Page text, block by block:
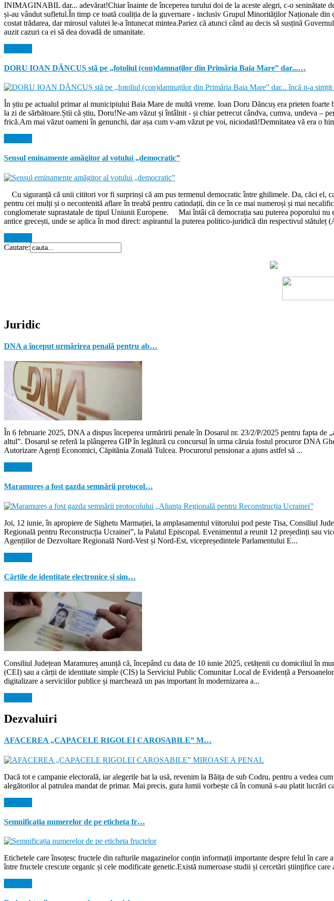
INIMAGINABIL dar... adevărat!Chiar înainte de începerea turului doi de la aceste alegri, c-o seninătate
și-au vândut sufletul.În timp ce toată coaliția de la guvernare - inclusiv Grupul Minorităților Naționale
costat trădarea, dar mirosul valutei le-a întunecat mintea.Pariez că atunci când au decis să susțină
auzit cazuri ca ei să dea dovadă de umanitate.
DORU IOAN DĂNCUȘ stă pe „fotoliul (con)damnaților din Primăria Baia Mare” dar...…
În știu pe actualul primar al municipiului Baia Mare de multă vreme. Ioan Doru Dăncuș era prieten
la zi de sărbătoare.Știi că știu, Doru!Ne-am văzut și întâlnit - și chiar petrecut cândva, cumva, undeva –
frică.Am mai văzut oameni în genunchi, dar așa cum v-am văzut pe voi, niciodată!Demnitatea vă era o
Sensul eminamente amăgitor al votului „democratic”
Cu siguranță că unii cititori vor fi surprinși că am pus termenul democratic între ghilimele. Da, căci el,
pentru cei mulți și o necontenită aflare în treabă pentru catindații, din ce în ce mai numeroși și mai
conglomerate suprastatale de tipul Uniunii Europene. Mai întâi că democrația sau puterea poporului
antice grecești, unde se aplica în mod direct: aspirantul la puterea politico-juridică din respectivul stătuleț
Cautare:
Juridic
DNA a început urmărirea penală pentru ab…
În 6 februarie 2025, DNA a dispus începerea urmăririi penale în Dosarul nr. 23/2/P/2025 pentru fapta
altul”. Dosarul se referă la plângerea GIP în legătură cu concursul în urma căruia fostul procuror DNA
Autorizare Agenți Economici, Căpitănia Zonală Tulcea. Procurorul pensionar a ajuns astfel să ...
Maramureș a fost gazda semnării protocol…
Joi, 12 iunie, în apropiere de Sighetu Marmației, la amplasamentul viitorului pod peste Tisa, Consiliul
Regională pentru Reconstrucția Ucrainei”, la Palatul Episcopal. Evenimentul a reunit 12 președinți sau
Agențiilor de Dezvoltare Regională Nord-Vest și Nord-Est, vicepreședintele Parlamentului E...
Cărțile de identitate electronice și sim…
Consiliul Județean Maramureș anunță că, începând cu data de 10 iunie 2025, cetățenii cu domiciliul în
(CEI) sau a cărții de identitate simple (CIS) la Serviciul Public Comunitar Local de Evidență a
digitalizare a serviciilor publice și marchează un pas important în modernizarea a...
Dezvaluiri
AFACEREA „CAPACELE RIGOLEI CAROSABILE” M…
Dacă tot e campanie electorală, iar alegerile bat la usă, revenim la Băița de sub Codru, pentru a vedea
alegătorilor al patrulea mandat de primar. Mai precis, gura lumii vorbește că în comună s-au platit lucrări
Semnificația numerelor de pe eticheta fr…
Etichetele care însoțesc fructele din rafturile magazinelor conțin informații importante despre felul în
între fructele crescute organic și cele modificate genetic.Există numeroase studii și cercetări științifice